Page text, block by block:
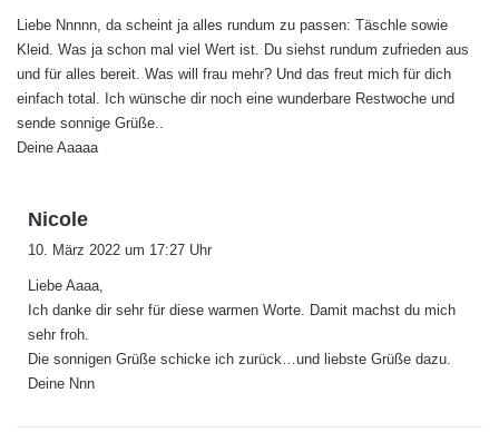
t
:
Liebe Nnnnn, da scheint ja alles rundum zu passen: Täschle sowie
Kleid. Was ja schon mal viel Wert ist. Du siehst rundum zufrieden aus
und für alles bereit. Was will frau mehr? Und das freut mich für dich
einfach total. Ich wünsche dir noch eine wunderbare Restwoche und
sende sonnige Grüße..
Deine Aaaaa
Nicole
t
:
10. März 2022 um 17:27 Uhr
Liebe Aaaa,
Ich danke dir sehr für diese warmen Worte. Damit machst du mich
sehr froh.
Die sonnigen Grüße schicke ich zurück…und liebste Grüße dazu.
Deine Nnn